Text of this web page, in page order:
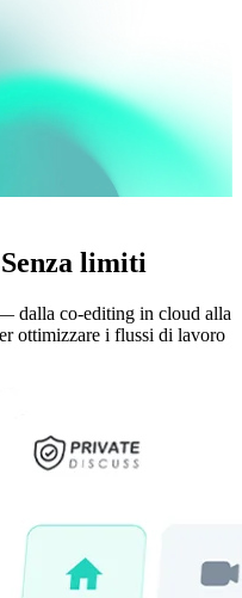
limiti
dalla co-editing in cloud alla
ottimizzare i flussi di lavoro